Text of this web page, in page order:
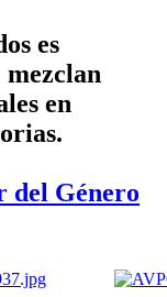
es
mezclan
en
del Género